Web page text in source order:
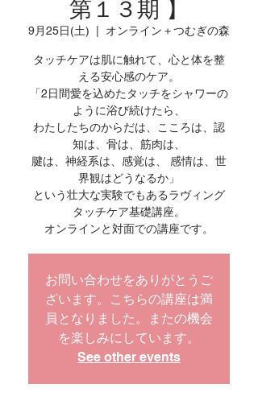
第１３期 】
9月25日(土) オンライン＋つむぎの森
タッチケアは肌に触れて、心と体を整
える安心感のケア。
「2日間愛を込めたタッチをシャワーの
ように浴び続けたら、
わたしたちのからだは、こころは、認
知は、骨は、筋肉は、
腱は、神経系は、感覚は、 感情は、世
界観はどうなるか」
という壮大な実験でもあるラヴィング
タッチケア基礎講座。
オンラインと対面での講座です。
お問い合わせをありがとうご
ざいます。こちらの講座は満
員となりました。またの機会
を楽しみにしています。
See other events